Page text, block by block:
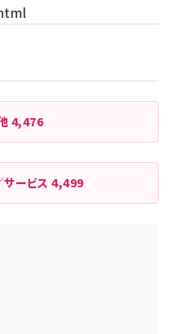
4,476
サービス4,499